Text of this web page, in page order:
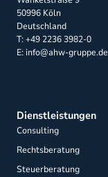
50996 Köln
Deutschland
T: +49 2236 3982-0
E: info@ahw-gruppe.de
Dienstleistungen
Consulting
Rechtsberatung
Steuerberatung